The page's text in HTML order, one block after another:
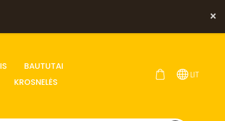
×
BAUTUTAI
KROSNELĖS
LIT